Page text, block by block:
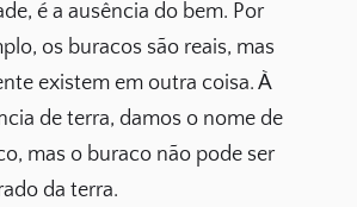
é a ausência do bem. Por
os buracos são reais, mas
existem em outra coisa. À
de terra, damos o nome de
mas o buraco não pode ser
da terra.